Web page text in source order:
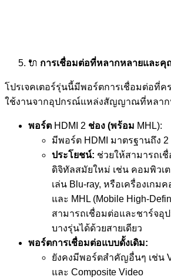
🔌 การเชื่อมต่อที่หลากหลายและ
โปรเจคเตอร์รุ่นนี้มีพอร์ตการเชื่อมต่อที่ค
ใช้งานจากอุปกรณ์แหล่งสัญญาณที่หลาก
พอร์ต HDMI 2 ช่อง (พร้อม MHL):
มีพอร์ต HDMI มาตรฐานถึง 2
ประโยชน์: ช่วยให้สามารถเ
ดิจิทัลสมัยใหม่ เช่น คอมพิวเ
เล่น Blu-ray, หรือเครื่องเก
และ MHL (Mobile High-
สามารถเชื่อมต่อและชาร์จอุ
บางรุ่นได้ด้วยสายเดียว
พอร์ตการเชื่อมต่อแบบดั้งเดิม:
ยังคงมีพอร์ตสำคัญอื่นๆ เช่น
และ Composite Video